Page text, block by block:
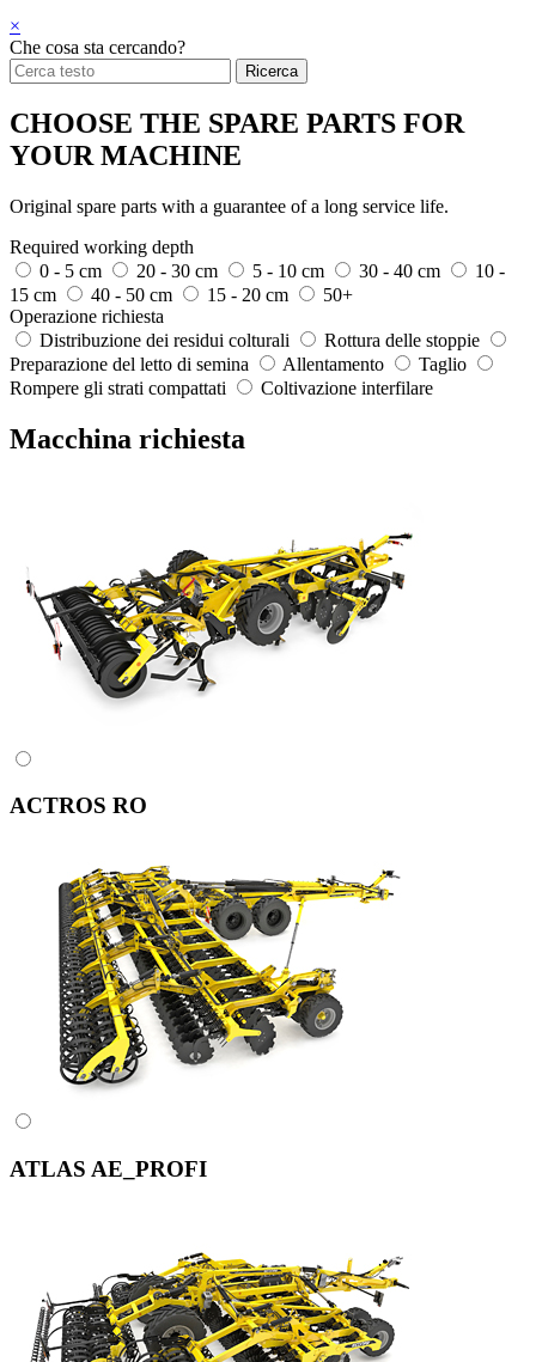
×
Che cosa sta cercando?
CHOOSE THE SPARE PARTS FOR
YOUR MACHINE
Original spare parts with a guarantee of a long service life.
Required working depth
0 - 5 cm
20 - 30 cm 5 - 10 cm 30 - 40 cm
10 -
15 cm
40 - 50 cm 15 - 20 cm
50+
Operazione richiesta
Distribuzione dei residui colturali
Rottura delle stoppie
Preparazione del letto di semina
Allentamento
Taglio
Rompere gli strati compattati
Coltivazione interfilare
Macchina richiesta
ACTROS RO
ATLAS AE_PROFI